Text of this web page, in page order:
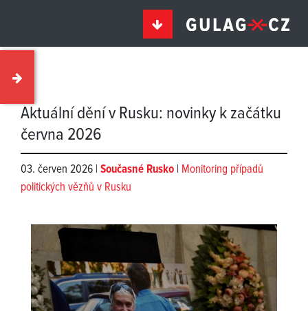
Aktuální dění v Rusku: novinky k začátku
června 2026
03. červen 2026 | Současné Rusko | Monitoring případů
politických vězňů v Rusku